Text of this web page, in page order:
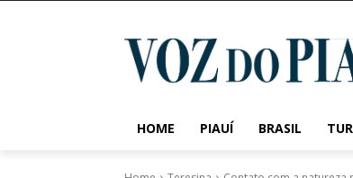
HOME PIAUÍ BRASIL